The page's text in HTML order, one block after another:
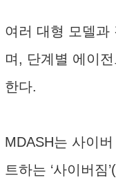
여러 대형 모델과
며, 단계별 에이
한다.
MDASH는 사이
트하는 ‘사이버짐